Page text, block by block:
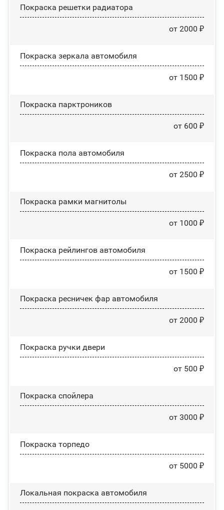
Покраска решетки радиатора
от 2000 ₽
Покраска зеркала автомобиля
от 1500 ₽
Покраска парктроников
от 600 ₽
Покраска пола автомобиля
от 2500 ₽
Покраска рамки магнитолы
от 1000 ₽
Покраска рейлингов автомобиля
от 1500 ₽
Покраска ресничек фар автомобиля
от 2000 ₽
Покраска ручки двери
от 500 ₽
Покраска спойлера
от 3000 ₽
Покраска торпедо
от 5000 ₽
Локальная покраска автомобиля